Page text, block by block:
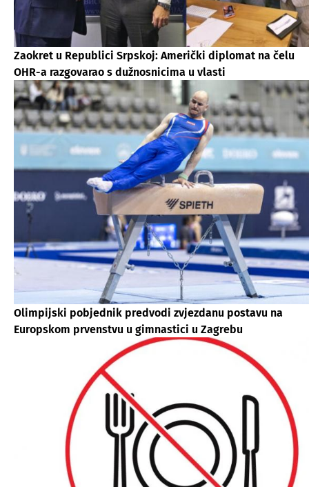
Zaokret u Republici Srpskoj: Američki diplomat na čelu
OHR-a razgovarao s dužnosnicima u vlasti
Olimpijski pobjednik predvodi zvjezdanu postavu na
Europskom prvenstvu u gimnastici u Zagrebu